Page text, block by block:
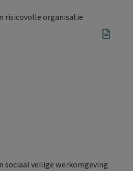
risicovolle organisatie
sociaal veilige werkomgeving